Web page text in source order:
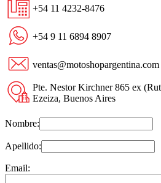
+54 11 4232-8476
+54 9 11 6894 8907
ventas@motoshopargentina.com
Pte. Nestor Kirchner 865 ex
Ezeiza, Buenos Aires
Nombre:
Apellido:
Email: